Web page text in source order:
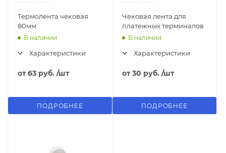
Термолента чековая
80мм
В наличии
Характеристики
от63 руб. /шт
ПОДРОБНЕЕ
Чековая лента для
платежных терминалов
В наличии
Характеристики
от30 руб. /шт
ПОДРОБНЕЕ